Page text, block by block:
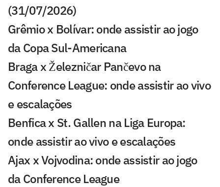
(31/07/2026)
Grêmio x Bolívar: onde assistir ao jogo
da Copa Sul-Americana
Braga x Železničar Pančevo na
Conference League: onde assistir ao vivo
e escalações
Benfica x St. Gallen na Liga Europa:
onde assistir ao vivo e escalações
Ajax x Vojvodina: onde assistir ao jogo
da Conference League